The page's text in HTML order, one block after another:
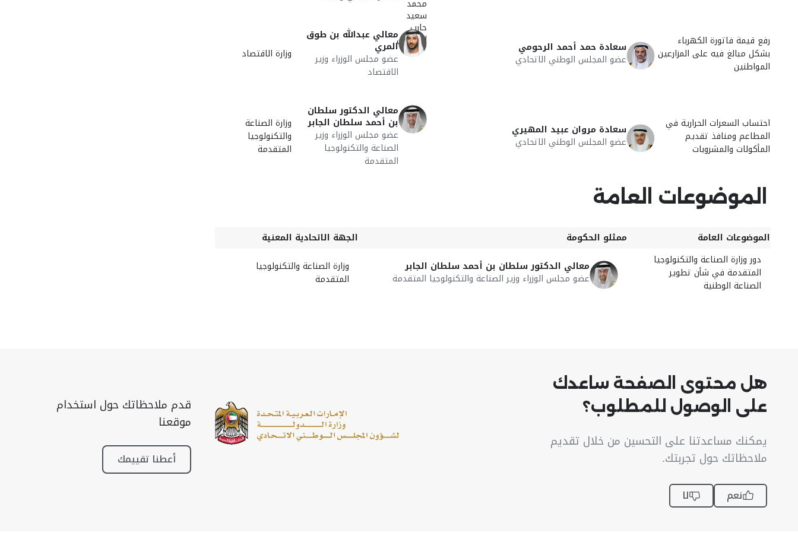
رفع قيمة فاتورة الكهرباء
بشكل مبالغ فيه على المزارعين
المواطنين
سعادة حمد أحمد الرحومي
عضو المجلس الوطني الاتحادي
معالي عبدالله بن طوق
المري
عضو مجلس الوزراء وزير
الاقتصاد
وزارة الاقتصاد
احتساب السعرات الحرارية في
المطاعم ومنافذ تقديم
المأكولات والمشروبات
سعادة مروان عبيد المهيري
عضو المجلس الوطني الاتحادي
معالي الدكتور سلطان
بن أحمد سلطان الجابر
عضو مجلس الوزراء وزير
الصناعة والتكنولوجيا
المتقدمة
وزارة الصناعة
والتكنولوجيا
المتقدمة
الموضوعات العامة
الموضوعات العامة ممثلو الحكومة
الجهة الاتحادية المعنية
دور وزارة الصناعة والتكنولوجيا
المتقدمة في شأن تطوير
الصناعة الوطنية
معالي الدكتور سلطان بن أحمد سلطان الجابر
عضو مجلس الوزراء وزير الصناعة والتكنولوجيا المتقدمة
وزارة الصناعة والتكنولوجيا
المتقدمة
هل محتوى الصفحة ساعدك
على الوصول للمطلوب؟
يمكنك مساعدتنا على التحسين من خلال تقديم
ملاحظاتك حول تجربتك.
نعم لا
قدم ملاحظاتك حول استخدام
موقعنا
أعطنا تقييمك